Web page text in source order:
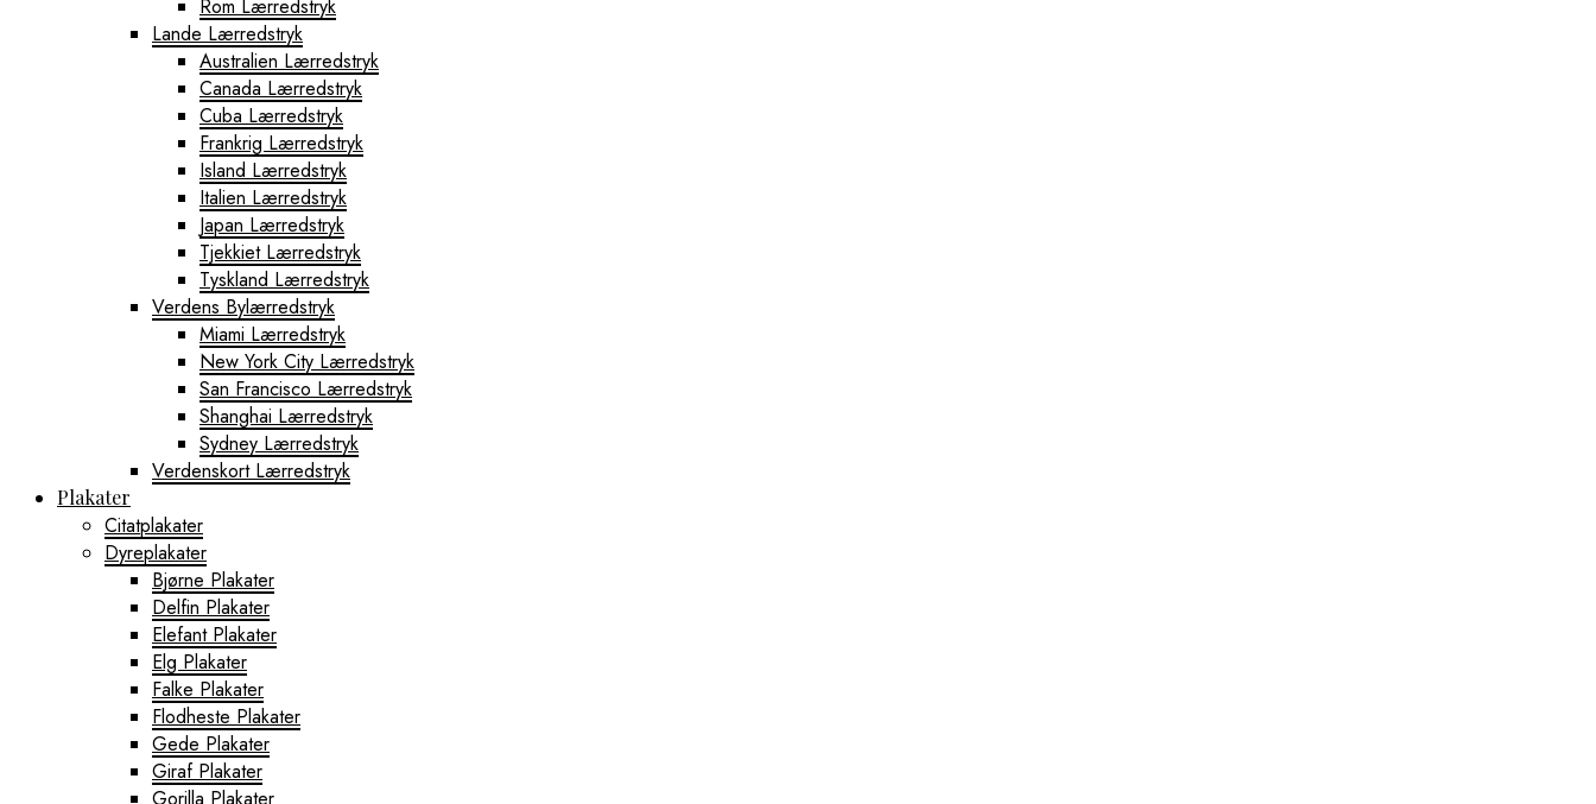
Rom Lærredstryk
Lande Lærredstryk
Australien Lærredstryk
Canada Lærredstryk
Cuba Lærredstryk
Frankrig Lærredstryk
Island Lærredstryk
Italien Lærredstryk
Japan Lærredstryk
Tjekkiet Lærredstryk
Tyskland Lærredstryk
Verdens Bylærredstryk
Miami Lærredstryk
New York City Lærredstryk
San Francisco Lærredstryk
Shanghai Lærredstryk
Sydney Lærredstryk
Verdenskort Lærredstryk
Plakater
Citatplakater
Dyreplakater
Bjørne Plakater
Delfin Plakater
Elefant Plakater
Elg Plakater
Falke Plakater
Flodheste Plakater
Gede Plakater
Giraf Plakater